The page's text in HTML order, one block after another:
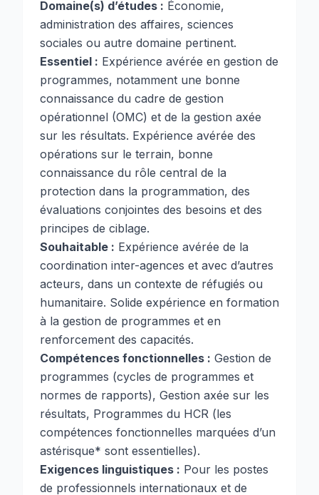
Domaine(s) d’études : Économie,
administration des affaires, sciences
sociales ou autre domaine pertinent.
Essentiel : Expérience avérée en gestion de
programmes, notamment une bonne
connaissance du cadre de gestion
opérationnel (OMC) et de la gestion axée
sur les résultats. Expérience avérée des
opérations sur le terrain, bonne
connaissance du rôle central de la
protection dans la programmation, des
évaluations conjointes des besoins et des
principes de ciblage.
Souhaitable : Expérience avérée de la
coordination inter-agences et avec d’autres
acteurs, dans un contexte de réfugiés ou
humanitaire. Solide expérience en formation
à la gestion de programmes et en
renforcement des capacités.
Compétences fonctionnelles : Gestion de
programmes (cycles de programmes et
normes de rapports), Gestion axée sur les
résultats, Programmes du HCR (les
compétences fonctionnelles marquées d’un
astérisque* sont essentielles).
Exigences linguistiques : Pour les postes
de professionnels internationaux et de